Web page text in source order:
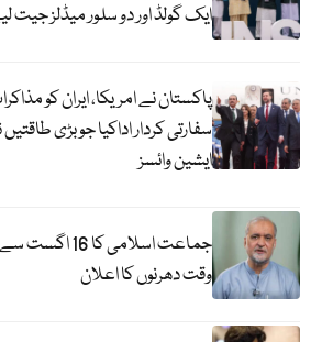
ایک گولڈ اور دو سلور میڈلز جیت
پاکستان نے امریکا، ایران کو
سفارتی کردار اداکیا جو بڑی
ایشین وائسز
جماعت اسلامی
وقت دھرنوں کا اعلان